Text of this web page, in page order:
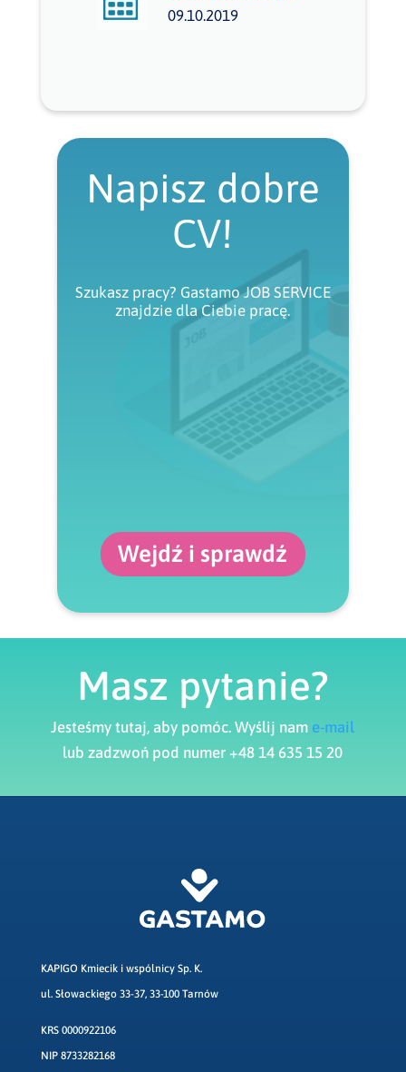
09.10.2019
Napisz dobre
CV!
Szukasz pracy? Gastamo JOB SERVICE
znajdzie dla Ciebie pracę.
Wejdź i sprawdź
Masz pytanie?
Jesteśmy tutaj, aby pomóc. Wyślij nam e-mail
lub zadzwoń pod numer +48 14 635 15 20
KAPIGO Kmiecik i wspólnicy Sp. K.
ul. Słowackiego 33-37, 33-100 Tarnów
KRS 0000922106
NIP 8733282168